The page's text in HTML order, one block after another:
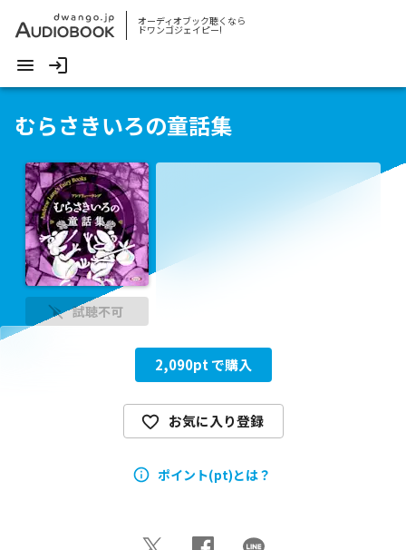
オーディオブック聴くなら
ドワンゴジェイピー!
むらさきいろの童話集
試聴不可
2,090pt で購入
お気に入り登録
ポイント(pt)とは？